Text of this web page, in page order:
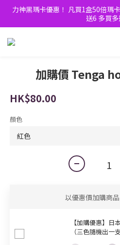
8月優惠Double賞！門市大人玩具
力神黑瑪卡優惠！ 凡買1盒50倍瑪
送6 多買多
8月優惠Double賞！門市大人玩具
加購價 Tenga
HK$80.00
顏色
以優惠價加購商品
【加購優惠】日
（三色隨機出一支